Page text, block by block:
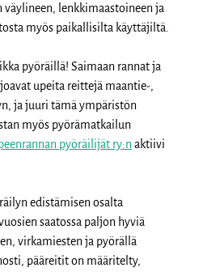
väylineen, lenkkimaastoineen ja
myös paikallisilta käyttäjiltä.
pyöräillä! Saimaan rannat ja
upeita reittejä maantie-,
ja juuri tämä ympäristön
myös pyörämatkailun
pyöräilijät ry:n aktiivi
edistämisen osalta
saatossa paljon hyviä
virkamiesten ja pyörällä
pääreitit on määritelty,